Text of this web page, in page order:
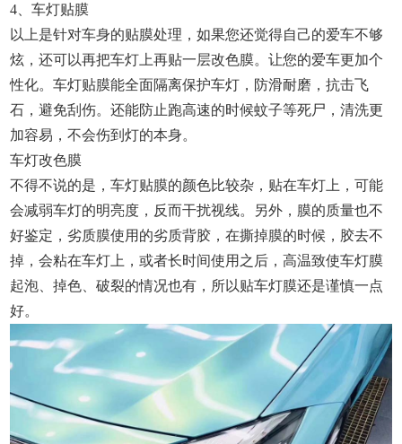
4、车灯贴膜
以上是针对车身的贴膜处理，如果您还觉得自己的爱车不够
炫，还可以再把车灯上再贴一层改色膜。让您的爱车更加个
性化。车灯贴膜能全面隔离保护车灯，防滑耐磨，抗击飞
石，避免刮伤。还能防止跑高速的时候蚊子等死尸，清洗更
加容易，不会伤到灯的本身。
车灯改色膜
不得不说的是，车灯贴膜的颜色比较杂，贴在车灯上，可能
会减弱车灯的明亮度，反而干扰视线。另外，膜的质量也不
好鉴定，劣质膜使用的劣质背胶，在撕掉膜的时候，胶去不
掉，会粘在车灯上，或者长时间使用之后，高温致使车灯膜
起泡、掉色、破裂的情况也有，所以贴车灯膜还是谨慎一点
好。